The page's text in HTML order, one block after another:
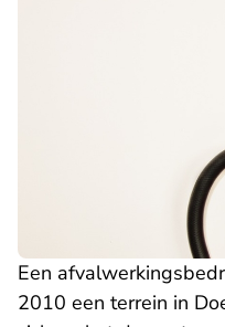
Een
2010 een terrein in